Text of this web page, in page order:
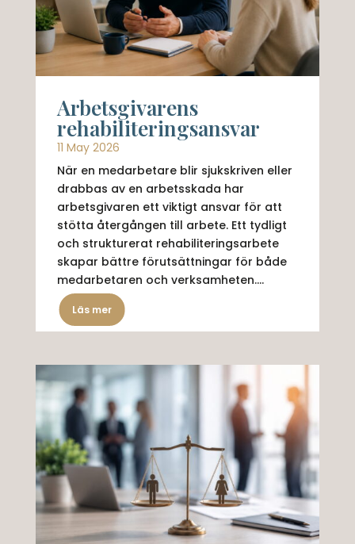
Arbetsgivarens
rehabiliteringsansvar
11 May 2026
När en medarbetare blir sjukskriven eller
drabbas av en arbetsskada har
arbetsgivaren ett viktigt ansvar för att
stötta återgången till arbete. Ett tydligt
och strukturerat rehabiliteringsarbete
skapar bättre förutsättningar för både
medarbetaren och verksamheten....
Läs mer